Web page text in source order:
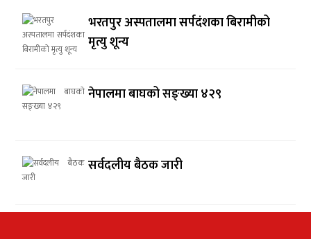
भरतपुर अस्पतालमा सर्पदंशका बिरामीको
मृत्यु शून्य
नेपालमा बाघको सङ्ख्या ४२९
सर्वदलीय बैठक जारी